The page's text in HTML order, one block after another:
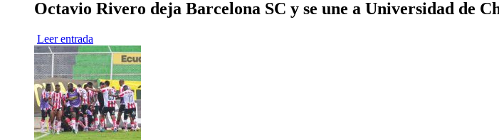
Octavio Rivero deja Barcelona SC y se une a Universidad de
Leer entrada